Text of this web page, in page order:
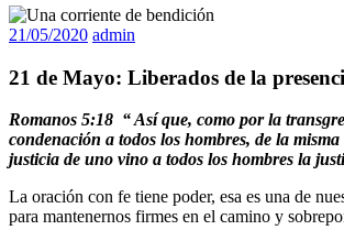
21/05/2020 admin
21 de Mayo: Liberados de la
Romanos 5:18 “ Así que, como por la
condenación a todos los hombres, de la
justicia de uno vino a todos los hombres la
La oración con fe tiene poder, esa es una de
para mantenernos firmes en el camino y